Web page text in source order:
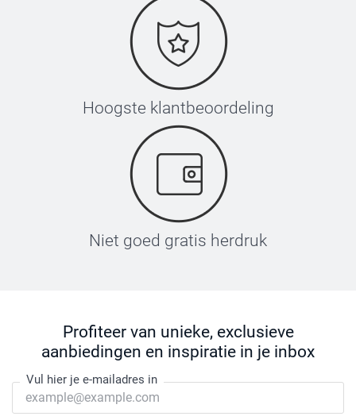
Hoogste klantbeoordeling
Niet goed gratis herdruk
Profiteer van unieke, exclusieve
aanbiedingen en inspiratie in je inbox
Vul hier je e-mailadres in